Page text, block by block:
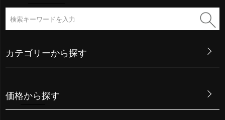
カテゴリーから探す
価格から探す